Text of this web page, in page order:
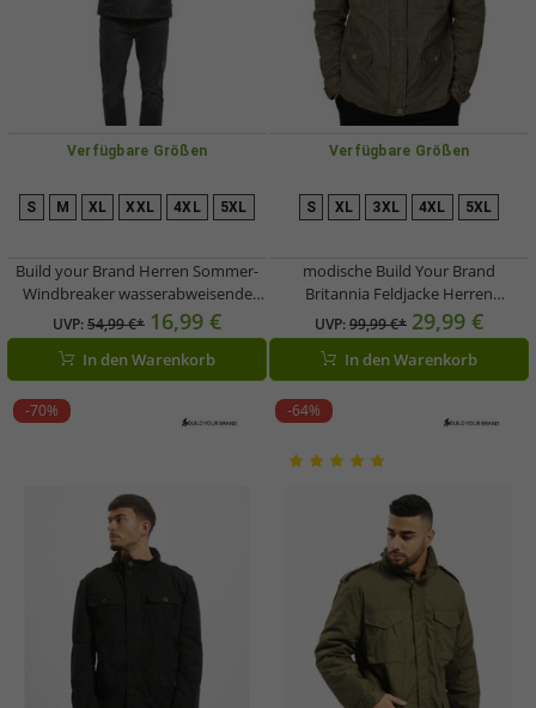
Verfügbare Größen
S M XL XXL 4XL 5XL
Build your Brand Herren Sommer-
Windbreaker wasserabweisende
Hoodie-Jacke B3162 Schwarz
UVP:54,99 €* 16,99 €
In den Warenkorb
Verfügbare Größen
S XL 3XL 4XL 5XL
modische Build Your Brand
Britannia Feldjacke Herren
Baumwoll-Jacke mit Stehkragen und
Kapuze B3116 Oliv
UVP:99,99 €* 29,99 €
In den Warenkorb
-70% -64%